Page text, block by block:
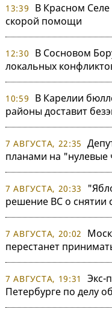
13:39
В Красном
скорой помощи
12:30
В Сосновом
локальных
10:59
В Карелии
районы доставит
7 АВГУСТА, 22:35
планами на "нулевые
7 АВГУСТА, 20:33
решение ВС о снятии
7 АВГУСТА, 20:02
перестанет
7 АВГУСТА, 19:31
Экс-
Петербурге по делу